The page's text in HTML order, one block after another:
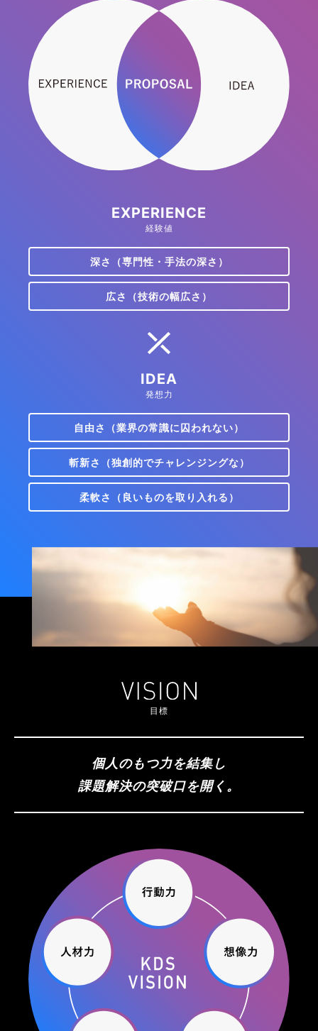
EXPERIENCE
経験値
深さ（専門性・手法の深さ）
広さ（技術の幅広さ）
IDEA
発想力
自由さ（業界の常識に囚われない）
斬新さ（独創的でチャレンジングな）
柔軟さ（良いものを取り入れる）
目標
個人のもつ力を結集し
課題解決の突破口を開く。